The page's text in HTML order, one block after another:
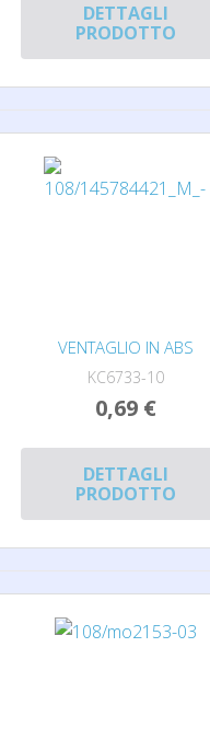
DETTAGLI
PRODOTTO
VENTAGLIO IN ABS
KC6733-10
0,69 €
DETTAGLI
PRODOTTO